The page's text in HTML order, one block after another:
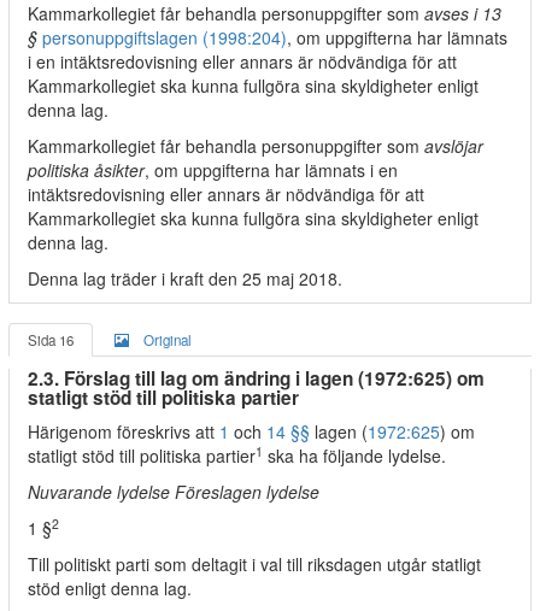
Kammarkollegiet får behandla personuppgifter som avses i 13
§ personuppgiftslagen (1998:204), om uppgifterna har lämnats
i en intäktsredovisning eller annars är nödvändiga för att
Kammarkollegiet ska kunna fullgöra sina skyldigheter enligt
denna lag.
Kammarkollegiet får behandla personuppgifter som avslöjar
politiska åsikter, om uppgifterna har lämnats i en
intäktsredovisning eller annars är nödvändiga för att
Kammarkollegiet ska kunna fullgöra sina skyldigheter enligt
denna lag.
Denna lag träder i kraft den 25 maj 2018.
Sida 16 Original
2.3. Förslag till lag om ändring i lagen (1972:625) om
statligt stöd till politiska partier
Härigenom föreskrivs att 1 och 14 §§ lagen (1972:625) om
statligt stöd till politiska partier1 ska ha följande lydelse.
Nuvarande lydelse Föreslagen lydelse
1 §2
Till politiskt parti som deltagit i val till riksdagen utgår statligt
stöd enligt denna lag.